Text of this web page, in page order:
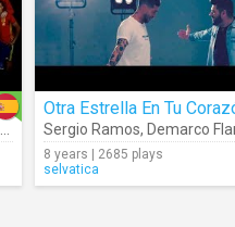
Otra Estrella En Tu
Sergio Ramos, Demarco
8 years | 2685 plays
selvatica